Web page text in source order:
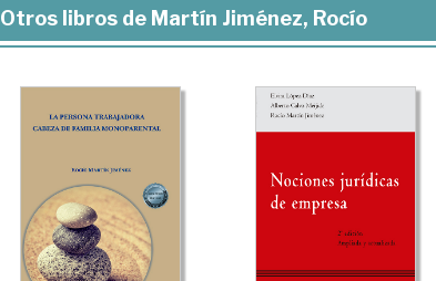
Otros libros de Martín Jiménez, Rocío